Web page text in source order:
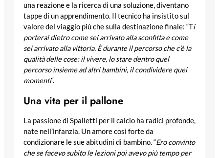
una reazione e la ricerca di una soluzione, diventano
tappe di un apprendimento. Il tecnico ha insistito sul
valore del viaggio più che sulla destinazione finale: “Ti
porterai dietro come sei arrivato alla sconfitta e come
sei arrivato alla vittoria. È durante il percorso che c’è la
qualità delle cose: il vivere, lo stare dentro quel
percorso insieme ad altri bambini, il condividere quei
momenti“.
Una vita per il pallone
La passione di Spalletti per il calcio ha radici profonde,
nate nell’infanzia. Un amore così forte da
condizionare le sue abitudini di bambino. “Ero convinto
che se facevo subito le lezioni poi avevo più tempo per